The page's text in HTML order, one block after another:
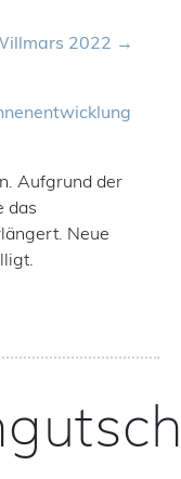
2022
Aufgrund der
das
Neue